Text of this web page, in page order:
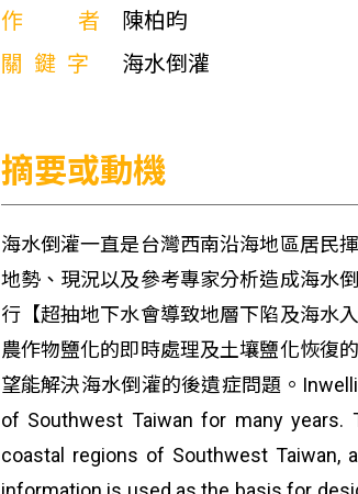
作者
陳柏昀
關鍵字
海水倒灌
摘要或動機
海水倒灌一直是台灣西南沿海地區居民
地勢、現況以及參考專家分析造成海水
行【超抽地下水會導致地層下陷及海水
農作物鹽化的即時處理及土壤鹽化恢復
望能解決海水倒灌的後遺症問題。
of Southwest Taiwan for many
coastal regions of Southwest Taiwan,